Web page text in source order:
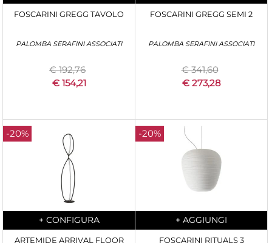
FOSCARINI GREGG TAVOLO
PALOMBA SERAFINI ASSOCIATI
€ 192,76
€ 154,21
FOSCARINI GREGG SEMI 2
PALOMBA SERAFINI ASSOCIATI
€ 341,60
€ 273,28
-20%
Quantità
+ CONFIGURA
ARTEMIDE ARRIVAL FLOOR
-20%
Quantità
+ AGGIUNGI
FOSCARINI RITUALS 3